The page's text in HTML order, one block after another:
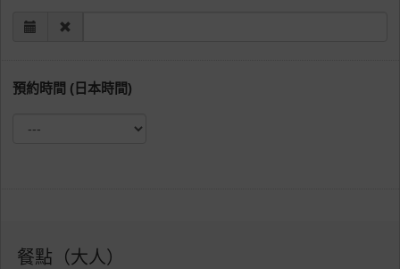
預約時間 (日本時間)
餐點（大人）